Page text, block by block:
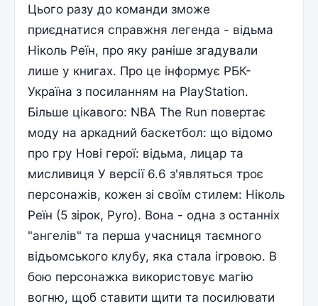
Цього разу до команди зможе
приєднатися справжня легенда - відьма
Ніколь Реїн, про яку раніше згадували
лише у книгах. Про це інформує РБК-
Україна з посиланням на PlayStation.
Більше цікавого: NBA The Run повертає
моду на аркадний баскетбол: що відомо
про гру Нові герої: відьма, лицар та
мисливиця У версії 6.6 з'являться троє
персонажів, кожен зі своїм стилем: Ніколь
Реїн (5 зірок, Pyro). Вона - одна з останніх
"ангелів" та перша учасниця таємного
відьомського клубу, яка стала ігровою. В
бою персонажка використовує магію
вогню, щоб ставити щити та посилювати